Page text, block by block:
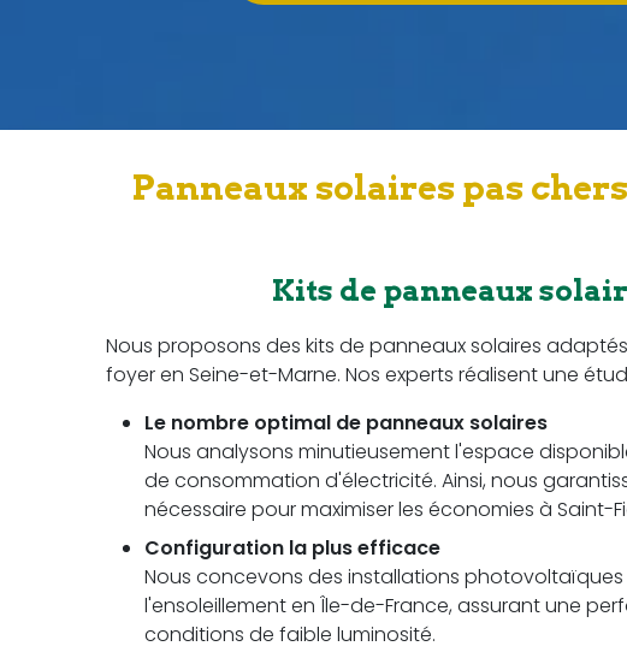
Panneaux solaires pas
Kits de panneaux
Nous proposons des kits de panneaux solaires
foyer en Seine-et-Marne. Nos experts réalisent une
Le nombre optimal de panneaux solaires
Nous analysons minutieusement l'espace
de consommation d'électricité. Ainsi, nous
nécessaire pour maximiser les économies à Saint-
Configuration la plus efficace
Nous concevons des installations
l'ensoleillement en Île-de-France, assurant une
conditions de faible luminosité.